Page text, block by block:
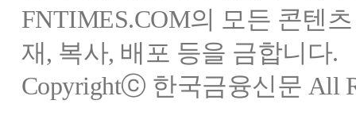
FNTIMES.COM의 모든 콘텐
재, 복사, 배포 등을 금합니다.
Copyrightⓒ 한국금융신문 All